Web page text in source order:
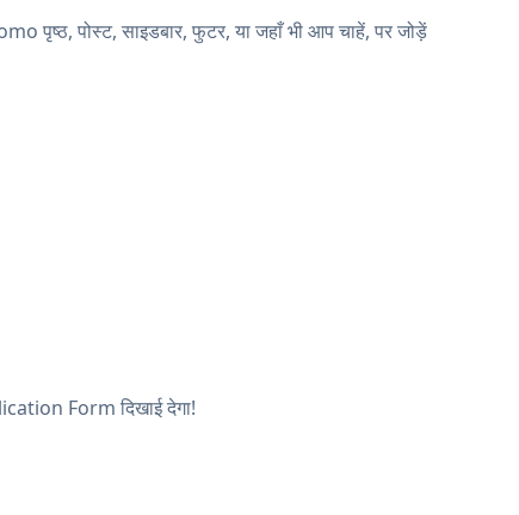
पोस्ट, साइडबार, फुटर, या जहाँ भी आप चाहें, पर जोड़ें
Form दिखाई देगा!